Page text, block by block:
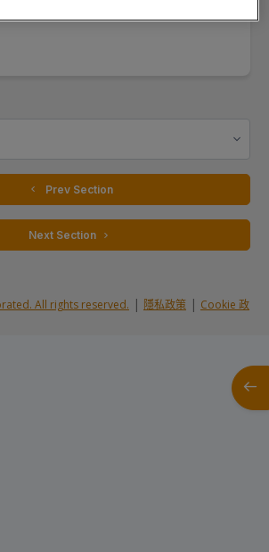
開啟
  Prev Section
Next Section
All rights reserved. | 隱私政策| Cookie 政